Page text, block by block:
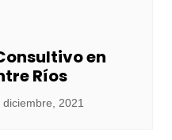
en
Ríos
diciembre, 2021